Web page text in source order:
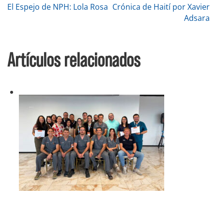
Navegación
entradas
El Espejo de NPH: Lola Rosa Crónica de Haití por Xavier
Adsara
Artículos relacionados